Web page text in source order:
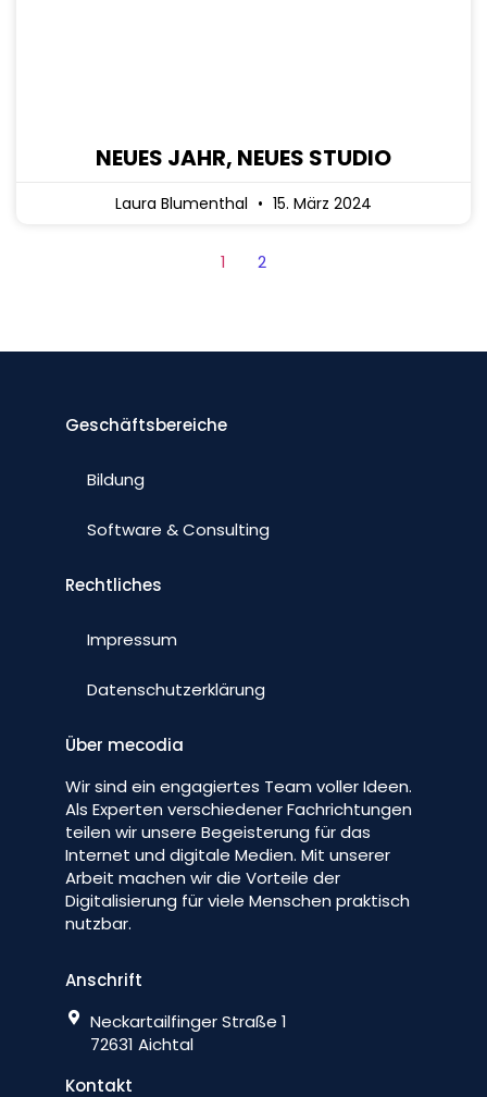
NEUES JAHR, NEUES STUDIO
Laura Blumenthal 15. März 2024
1 2
Geschäftsbereiche
Bildung
Software & Consulting
Rechtliches
Impressum
Datenschutzerklärung
Über mecodia
Wir sind ein engagiertes Team voller Ideen.
Als Experten verschiedener Fachrichtungen
teilen wir unsere Begeisterung für das
Internet und digitale Medien. Mit unserer
Arbeit machen wir die Vorteile der
Digitalisierung für viele Menschen praktisch
nutzbar.
Anschrift
Neckartailfinger Straße 1
72631 Aichtal
Kontakt